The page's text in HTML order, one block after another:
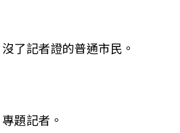
了記者證的普通市民。
題記者。